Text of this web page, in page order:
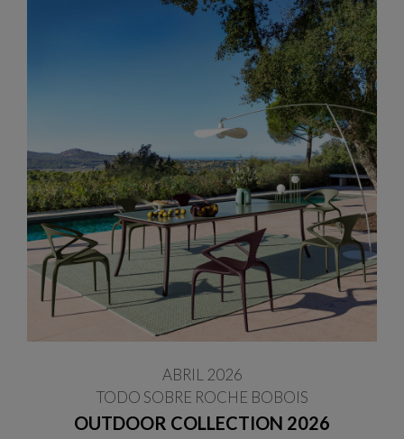
OUTDOOR COLLECTION 2026
ABRIL 2026
TODO SOBRE ROCHE BOBOIS